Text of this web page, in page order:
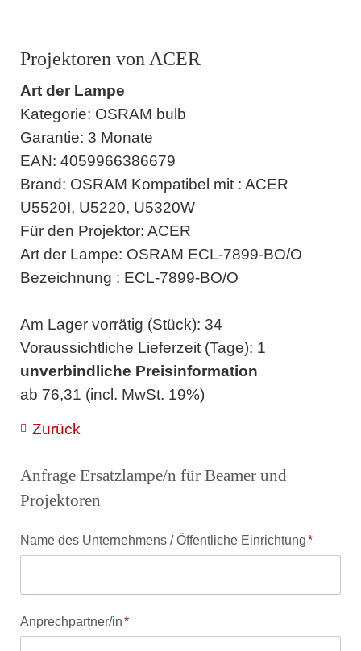
Projektoren von ACER
Art der Lampe
Kategorie: OSRAM bulb
Garantie: 3 Monate
EAN: 4059966386679
Brand: OSRAM Kompatibel mit : ACER
U5520I, U5220, U5320W
Für den Projektor: ACER
Art der Lampe: OSRAM ECL-7899-BO/O
Bezeichnung : ECL-7899-BO/O
Am Lager vorrätig (Stück): 34
Voraussichtliche Lieferzeit (Tage): 1
unverbindliche Preisinformation
ab 76,31 (incl. MwSt. 19%)
Zurück
Anfrage Ersatzlampe/n für Beamer und
Projektoren
Pflichtfeld
Name des Unternehmens / Öffentliche Einrichtung*
Pflichtfeld
Anprechpartner/in*